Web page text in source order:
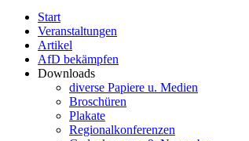
Start
Veranstaltungen
Artikel
AfD bekämpfen
Downloads
diverse Papiere u. Medien
Broschüren
Plakate
Regionalkonferenzen